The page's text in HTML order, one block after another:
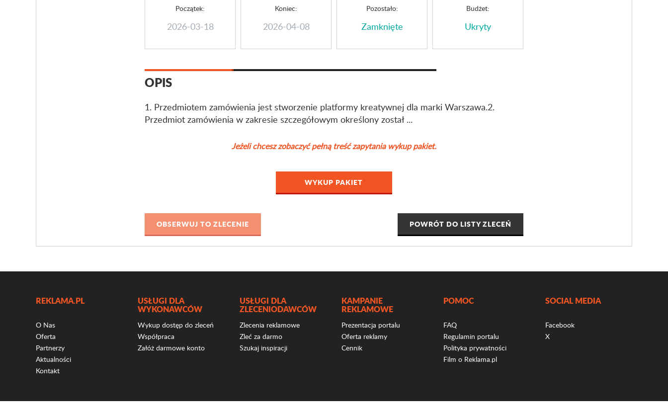
Początek:
2026-03-18
Koniec:
2026-04-08
Pozostało:
Zamknięte
Budżet:
Ukryty
OPIS
1. Przedmiotem zamówienia jest stworzenie platformy kreatywnej dla marki Warszawa.2.
Przedmiot zamówienia w zakresie szczegółowym określony został ...
Jeżeli chcesz zobaczyć pełną treść zapytania wykup pakiet.
WYKUP PAKIET
POWRÓT DO LISTY ZLECEŃ
REKLAMA.PL
O Nas
Oferta
Partnerzy
Aktualności
Kontakt
USŁUGI DLA
WYKONAWCÓW
Wykup dostęp do zleceń
Współpraca
Załóż darmowe konto
USŁUGI DLA
ZLECENIODAWCÓW
Zlecenia reklamowe
Zleć za darmo
Szukaj inspiracji
KAMPANIE
REKLAMOWE
Prezentacja portalu
Oferta reklamy
Cennik
POMOC
FAQ
Regulamin portalu
Polityka prywatności
Film o Reklama.pl
SOCIAL MEDIA
Facebook
X